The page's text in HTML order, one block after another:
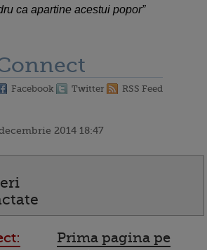
ca apartine acestui popor”
Facebook Twitter RSS Feed
decembrie 2014 18:47
Prima pagina pe